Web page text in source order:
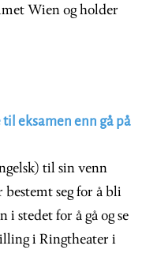
Wien og holder
eksamen enn gå på
til sin venn
seg for å bli
i stedet for å gå og se
i Ringtheater i